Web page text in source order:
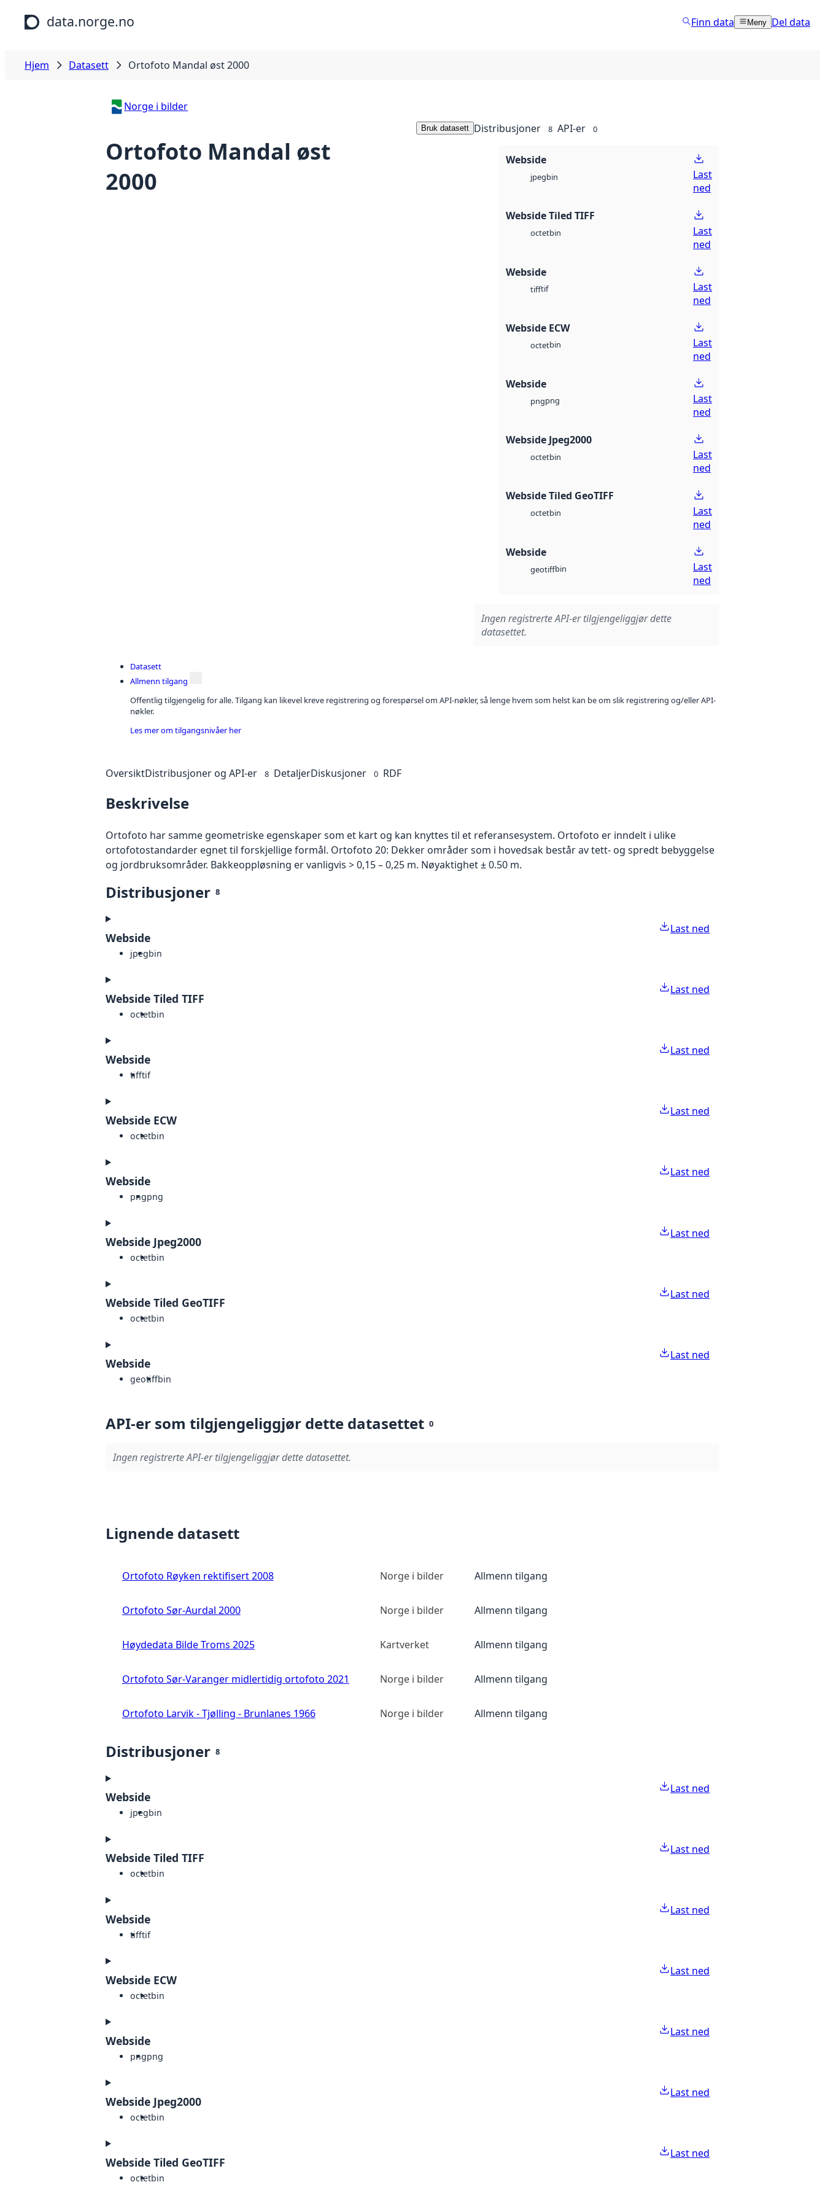
Hopp til hovedinnhold
data.norge.no Finn data Meny Del data
Hjem Datasett Ortofoto Mandal øst 2000
Norge i bilder
Ortofoto Mandal øst
2000
Bruk datasett Distribusjoner 8 API-er 0
Webside
jpegbin
Last
ned
Webside Tiled TIFF
octetbin
Last
ned
Webside
tifftif
Last
ned
Webside ECW
octetbin
Last
ned
Webside
pngpng
Last
ned
Webside Jpeg2000
octetbin
Last
ned
Webside Tiled GeoTIFF
octetbin
Last
ned
Webside
geotiffbin
Last
ned
Ingen registrerte API-er tilgjengeliggjør dette
datasettet.
Datasett
Allmenn tilgang
Offentlig tilgjengelig for alle. Tilgang kan likevel kreve registrering og forespørsel om API-nøkler, så lenge hvem som helst kan be om slik registrering og/eller API-
nøkler.
Les mer om tilgangsnivåer her
OversiktDistribusjoner og API-er 8 DetaljerDiskusjoner 0 RDF
Beskrivelse
Ortofoto har samme geometriske egenskaper som et kart og kan knyttes til et referansesystem. Ortofoto er inndelt i ulike
ortofotostandarder egnet til forskjellige formål. Ortofoto 20: Dekker områder som i hovedsak består av tett- og spredt bebyggelse
og jordbruksområder. Bakkeoppløsning er vanligvis > 0,15 – 0,25 m. Nøyaktighet ± 0.50 m.
Distribusjoner 8
Webside
jpegbin
Last ned
Webside Tiled TIFF
octetbin
Last ned
Webside
tifftif
Last ned
Webside ECW
octetbin
Last ned
Webside
pngpng
Last ned
Webside Jpeg2000
octetbin
Last ned
Webside Tiled GeoTIFF
octetbin
Last ned
Webside
geotiffbin
Last ned
API-er som tilgjengeliggjør dette datasettet 0
Ingen registrerte API-er tilgjengeliggjør dette datasettet.
Lignende datasett
Ortofoto Røyken rektifisert 2008 Norge i bilder Allmenn tilgang
Ortofoto Sør-Aurdal 2000 Norge i bilder Allmenn tilgang
Høydedata Bilde Troms 2025 Kartverket Allmenn tilgang
Ortofoto Sør-Varanger midlertidig ortofoto 2021 Norge i bilder Allmenn tilgang
Ortofoto Larvik - Tjølling - Brunlanes 1966 Norge i bilder Allmenn tilgang
Distribusjoner 8
Webside
jpegbin
Last ned
Webside Tiled TIFF
octetbin
Last ned
Webside
tifftif
Last ned
Webside ECW
octetbin
Last ned
Webside
pngpng
Last ned
Webside Jpeg2000
octetbin
Last ned
Webside Tiled GeoTIFF
octetbin
Last ned